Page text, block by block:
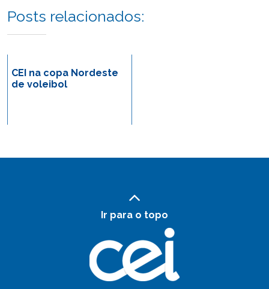
Posts relacionados:
CEI na copa Nordeste
de voleibol
Ir para o topo